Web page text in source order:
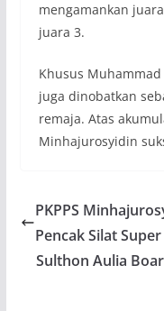
mengamankan
juara 3.
Khusus
juga dinobatkan
remaja. Atas
Minhajurosyidin
PKPPS
Pencak Silat
Sulthon Aulia